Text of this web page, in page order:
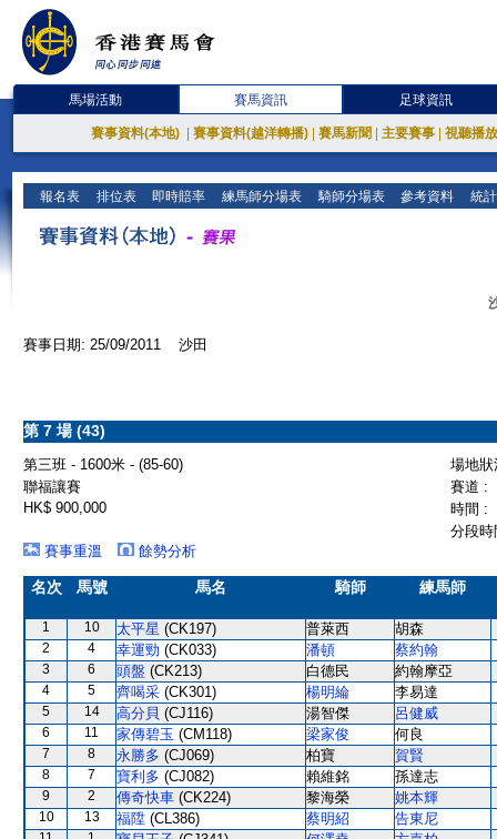
馬場活動 賽馬資訊 足球資訊
賽事資料(本地) 賽事資料(越洋轉播) 賽馬新聞 主要賽事 視聽播
報名表 排位表 即時賠率 練馬師分場表 騎師分場表 參考資料 統
賽事日期: 25/09/2011 沙田
第 7 場 (43)
第三班 - 1600米 - (85-60)
場地
聯福讓賽
賽道 :
HK$ 900,000
時間 :
分段
賽事重溫
餘勢分析
名次 馬號 馬名 騎師 練馬師
1 10 太平星 (CK197) 普萊西 胡森
2 4 幸運勁 (CK033) 潘頓 蔡約翰
3 6 頭盤 (CK213) 白德民 約翰摩亞
4 5 齊喝采 (CK301) 楊明綸 李易達
5 14 高分貝 (CJ116) 湯智傑 呂健威
6 11 家傳碧玉 (CM118) 梁家俊 何良
7 8 永勝多 (CJ069) 柏寶 賀賢
8 7 寶利多 (CJ082) 賴維銘 孫達志
9 2 傳奇快車 (CK224) 黎海榮 姚本輝
10 13 福陞 (CL386) 蔡明紹 告東尼